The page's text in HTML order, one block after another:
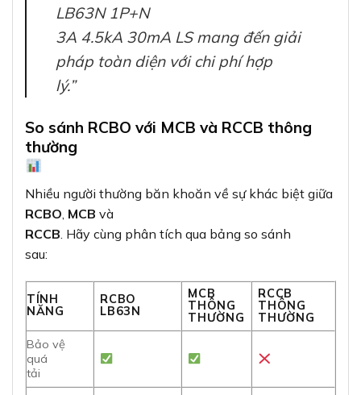
LB63N 1P+N
3A 4.5kA 30mA LS mang đến giải
pháp toàn diện với chi phí hợp
lý.”
So sánh RCBO với MCB và RCCB thông
thường
Nhiều người thường băn khoăn về sự khác biệt giữa
RCBO MCB và
RCCB . Hãy cùng phân tích qua bảng so sánh
sau:
TÍNH
NĂNG
RCBO
LB63N
MCB
THÔNG
THƯỜNG
RCCB
THÔNG
THƯỜNG
Bảo vệ
quá
tải